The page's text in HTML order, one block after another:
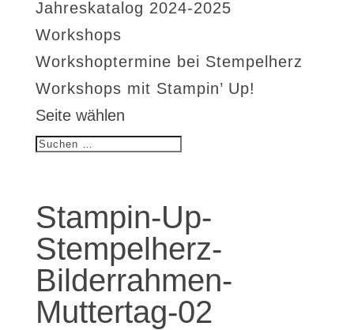
Jahreskatalog 2024-2025
Workshops
Workshoptermine bei Stempelherz
Workshops mit Stampin’ Up!
Seite wählen
Stampin-Up-
Stempelherz-
Bilderrahmen-
Muttertag-02